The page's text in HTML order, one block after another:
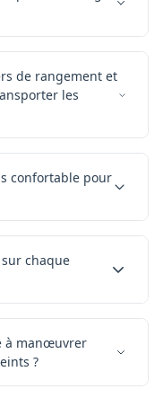
de rangement et
les
confortable pour
chaque
à manœuvrer
?